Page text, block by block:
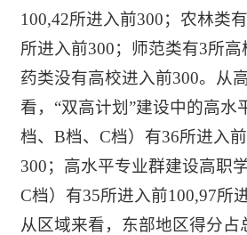
100,42所进入前300；农林类
所进入前300；师范类有3所
药类没有高校进入前300。从
看，“双高计划”建设中的高水
档、B档、C档）有36所进入
300；高水平专业群建设高职
C档）有35所进入前100,97所
从区域来看，东部地区得分占